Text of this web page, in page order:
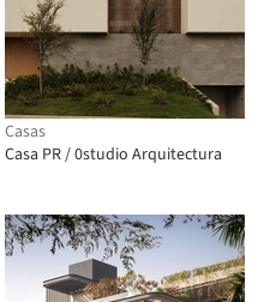
Casas
Casa PR / 0studio Arquitectura